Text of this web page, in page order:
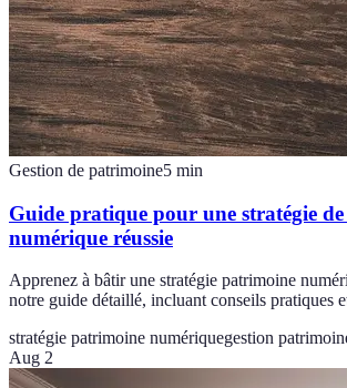
Gestion de patrimoine5 min
Guide pratique pour une stratégie
numérique réussie
Apprenez à bâtir une stratégie patrimoine
notre guide détaillé, incluant conseils pratiques
stratégie patrimoine numériquegestion
Aug 2